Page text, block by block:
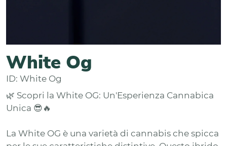
White Og
ID: White Og
🌿 Scopri la White OG: Un'Esperienza Cannabica
Unica 😎🔥
La White OG è una varietà di cannabis che spicca